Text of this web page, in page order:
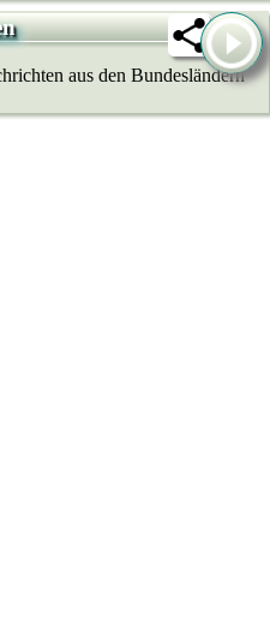
aus den Bundesländern